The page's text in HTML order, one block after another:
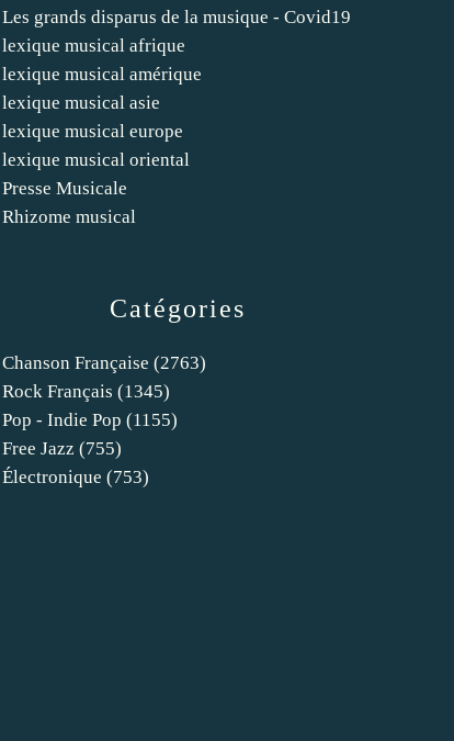
Catégories
Chanson Française (2763)
Rock Français (1345)
Pop - Indie Pop (1155)
Free Jazz (755)
Électronique (753)
Les grands disparus de la musique - Covid19
lexique musical afrique
lexique musical amérique
lexique musical asie
lexique musical europe
lexique musical oriental
Presse Musicale
Rhizome musical